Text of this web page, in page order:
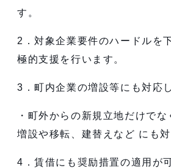
す。
2．対象企業要件のハードルを
極的支援を行います。
3．町内企業の増設等にも対応
・町外からの新規立地だけで
増設や移転、建替えなど にも対
4．賃借にも奨励措置の適用が